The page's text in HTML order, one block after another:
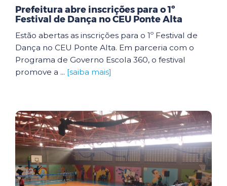
Prefeitura abre inscrições para o 1º
Festival de Dança no CEU Ponte Alta
Estão abertas as inscrições para o 1º Festival de
Dança no CEU Ponte Alta. Em parceria com o
Programa de Governo Escola 360, o festival
promove a ... [saiba mais]